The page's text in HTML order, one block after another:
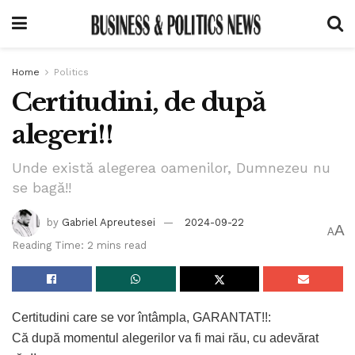
Home Politics
Certitudini, de după
alegeri!!
Unde există alegerea oamenilor, Dumnezeu nu
se bagă!!
by Gabriel Apreutesei
2024-09-22
Reading Time: 2 mins read
AA
Certitudini care se vor întâmpla, GARANTAT!!:
Că după momentul alegerilor va fi mai rău, cu adevărat